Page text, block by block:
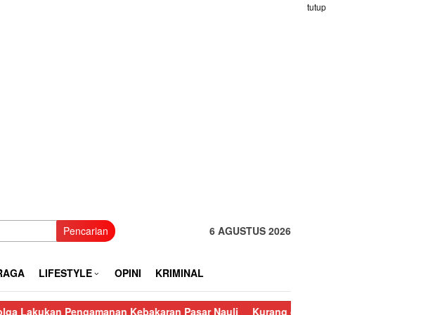
tutup
Pencarian 6 AGUSTUS 2026
LIFESTYLE OPINI KRIMINAL
Kebakaran Pasar Nauli Kurang dari 24 Jam, Polisi Ringkus Pelaku